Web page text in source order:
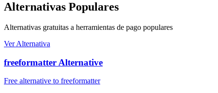
Alternativas Populares
Alternativas gratuitas a herramientas de pago populares
Ver Alternativa
freeformatter Alternative
Free alternative to freeformatter